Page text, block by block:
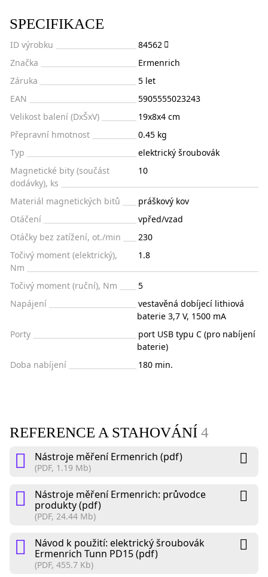
SPECIFIKACE
ID výrobku
84562
Značka
Ermenrich
Záruka
5 let
EAN
5905555023243
Velikost balení (DxŠxV)
19x8x4 cm
Přepravní hmotnost
0.45 kg
Typ
elektrický šroubovák
Magnetické bity (součást
dodávky), ks
10
Materiál magnetických bitů
práškový kov
Otáčení
vpřed/vzad
Otáčky bez zatížení, ot./min
230
Točivý moment (elektrický),
Nm
1.8
Točivý moment (ruční), Nm
5
Napájení
vestavěná dobíjecí lithiová
baterie 3,7 V, 1500 mA
Porty
port USB typu C (pro nabíjení
baterie)
Doba nabíjení
180 min.
REFERENCE A STAHOVÁNÍ 4
Nástroje měření Ermenrich (pdf)
(PDF, 1.19 Mb)
Nástroje měření Ermenrich: průvodce
produkty (pdf)
(PDF, 24.44 Mb)
Návod k použití: elektrický šroubovák
Ermenrich Tunn PD15 (pdf)
(PDF, 455.7 Kb)